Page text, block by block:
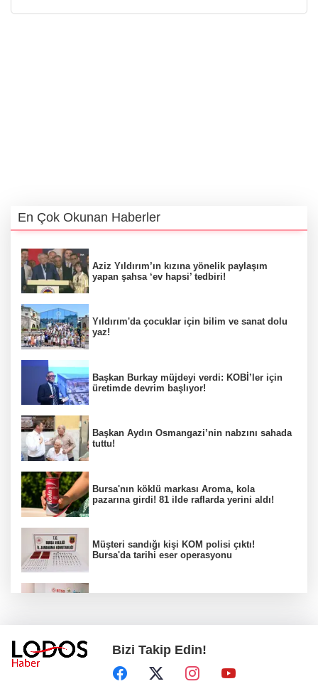
En Çok Okunan Haberler
Aziz Yıldırım’ın kızına yönelik paylaşım
yapan şahsa ‘ev hapsi’ tedbiri!
Yıldırım'da çocuklar için bilim ve sanat dolu
yaz!
Başkan Burkay müjdeyi verdi: KOBİ’ler için
üretimde devrim başlıyor!
Başkan Aydın Osmangazi’nin nabzını sahada
tuttu!
Bursa'nın köklü markası Aroma, kola
pazarına girdi! 81 ilde raflarda yerini aldı!
Müşteri sandığı kişi KOM polisi çıktı!
Bursa'da tarihi eser operasyonu
Yıldırım Belediyesi'nden uluslararası
geleceğe taşınacak!
Bizi Takip Edin!